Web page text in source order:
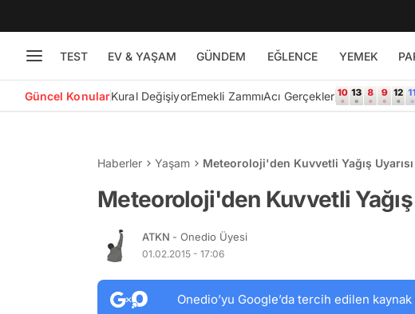
TEST EV & YAŞAM GÜNDEM EĞLENCE YEMEK
Güncel KonularKural DeğişiyorEmekli ZammıAcı Gerçekler
Haberler Yaşam Meteoroloji'den Kuvvetli Yağış Uyarısı
Meteoroloji'den Kuvvetli Yağış
ATKN - Onedio Üyesi
01.02.2015 - 17:06
Onedio’yu Google’da tercih edilen